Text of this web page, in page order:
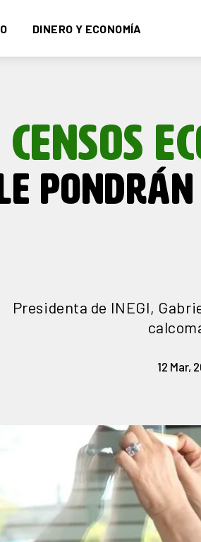
DINERO Y ECONOMÍA
CENSOS
Presidenta de INEGI,
12 Mar,